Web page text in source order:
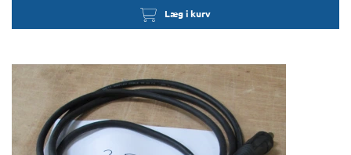
Læg i kurv